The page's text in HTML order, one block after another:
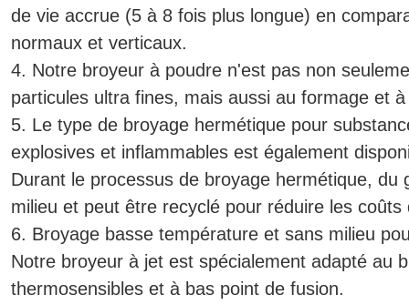
de vie accrue (5 à 8 fois plus longue) en
normaux et verticaux.
4. Notre broyeur à poudre n'est pas non
particules ultra fines, mais aussi au formage et
5. Le type de broyage hermétique pour
explosives et inflammables est également
Durant le processus de broyage hermétique, du
milieu et peut être recyclé pour réduire les coûts
6. Broyage basse température et sans milieu
Notre broyeur à jet est spécialement adapté au
thermosensibles et à bas point de fusion.